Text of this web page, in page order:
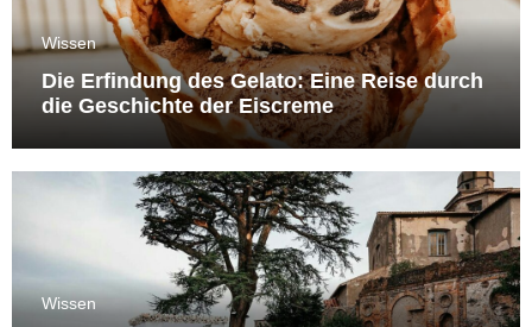
Wissen
Die Erfindung des Gelato: Eine Reise durch
die Geschichte der Eiscreme
Wissen